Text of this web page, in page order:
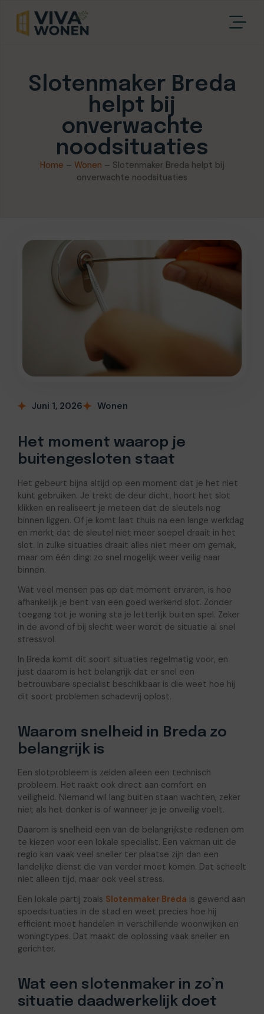
Slotenmaker Breda
helpt bij
onverwachte
noodsituaties
Home – Wonen – Slotenmaker Breda helpt bij
onverwachte noodsituaties
Juni 1, 2026 Wonen
Het moment waarop je
buitengesloten staat
Het gebeurt bijna altijd op een moment dat je het niet
kunt gebruiken. Je trekt de deur dicht, hoort het slot
klikken en realiseert je meteen dat de sleutels nog
binnen liggen. Of je komt laat thuis na een lange werkdag
en merkt dat de sleutel niet meer soepel draait in het
slot. In zulke situaties draait alles niet meer om gemak,
maar om één ding: zo snel mogelijk weer veilig naar
binnen.
Wat veel mensen pas op dat moment ervaren, is hoe
afhankelijk je bent van een goed werkend slot. Zonder
toegang tot je woning sta je letterlijk buiten spel. Zeker
in de avond of bij slecht weer wordt de situatie al snel
stressvol.
In Breda komt dit soort situaties regelmatig voor, en
juist daarom is het belangrijk dat er snel een
betrouwbare specialist beschikbaar is die weet hoe hij
dit soort problemen schadevrij oplost.
Waarom snelheid in Breda zo
belangrijk is
Een slotprobleem is zelden alleen een technisch
probleem. Het raakt ook direct aan comfort en
veiligheid. Niemand wil lang buiten staan wachten, zeker
niet als het donker is of wanneer je je onveilig voelt.
Daarom is snelheid een van de belangrijkste redenen om
te kiezen voor een lokale specialist. Een vakman uit de
regio kan vaak veel sneller ter plaatse zijn dan een
landelijke dienst die van verder moet komen. Dat scheelt
niet alleen tijd, maar ook veel stress.
Een lokale partij zoals Slotenmaker Breda is gewend aan
spoedsituaties in de stad en weet precies hoe hij
efficiënt moet handelen in verschillende woonwijken en
woningtypes. Dat maakt de oplossing vaak sneller en
gerichter.
Wat een slotenmaker in zo’n
situatie daadwerkelijk doet